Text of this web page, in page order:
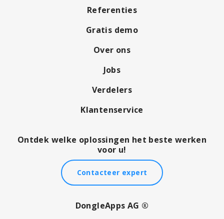
Referenties
Gratis demo
Over ons
Jobs
Verdelers
Klantenservice
Ontdek welke oplossingen het beste werken
voor u!
Contacteer expert
DongleApps AG ®